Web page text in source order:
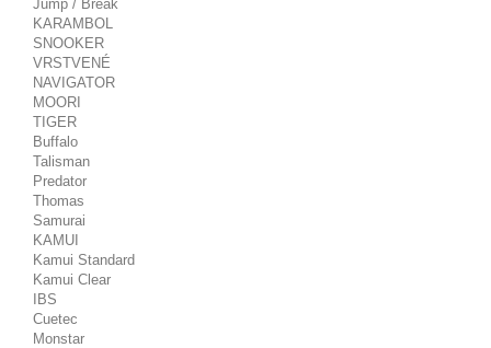
Jump / Break
KARAMBOL
SNOOKER
VRSTVENÉ
NAVIGATOR
MOORI
TIGER
Buffalo
Talisman
Predator
Thomas
Samurai
KAMUI
Kamui Standard
Kamui Clear
IBS
Cuetec
Monstar